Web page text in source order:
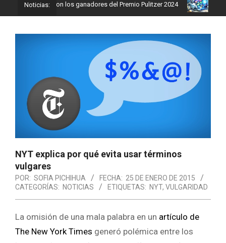
Noticias:
Estos son los ganadores del Premio Pulitzer 2024
NYT explica por qué evita usar términos
vulgares
POR: SOFIA PICHIHUA FECHA: 25 DE ENERO DE 2015
CATEGORÍAS: NOTICIAS ETIQUETAS: NYT, VULGARIDAD
La omisión de una mala palabra en un artículo de
The New York Times generó polémica entre los